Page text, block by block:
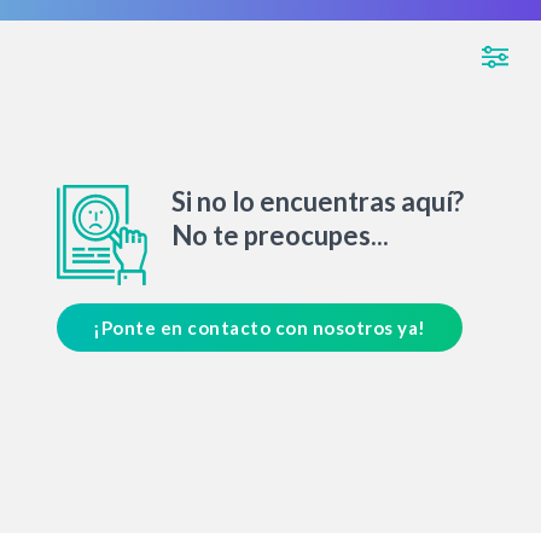
Si no lo encuentras aquí?
No te preocupes...
¡Ponte en contacto con nosotros ya!